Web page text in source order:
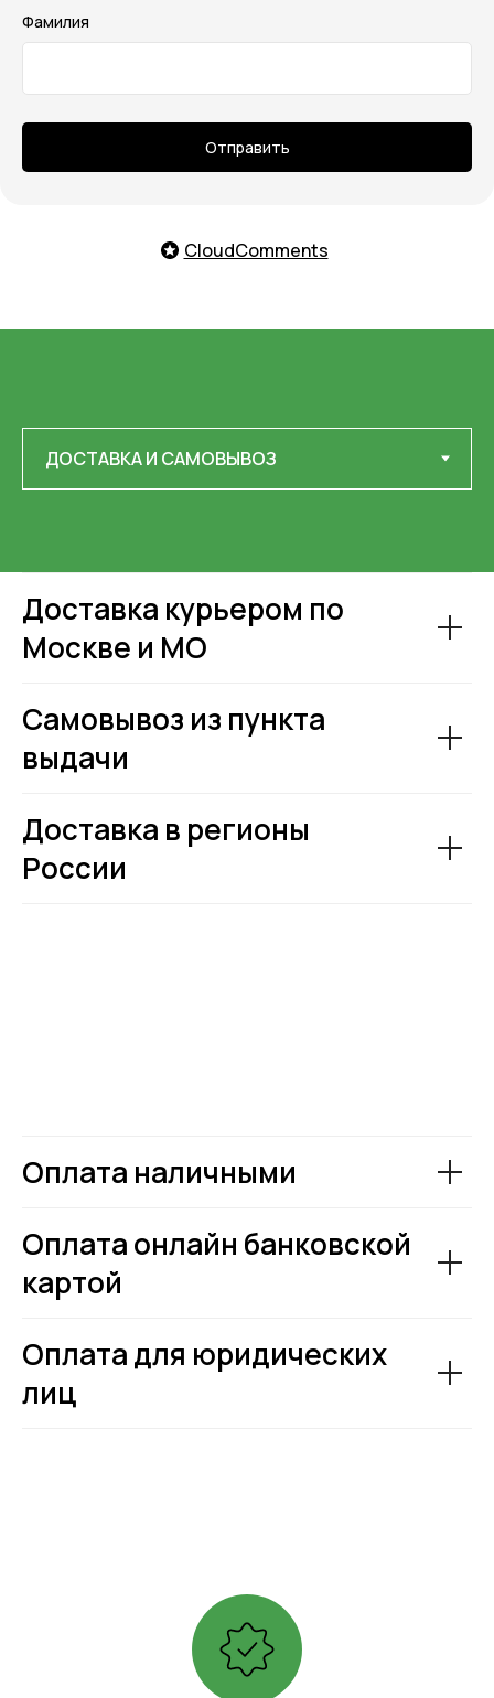
Фамилия
Отправить
CloudComments
Доставка курьером по
Москве и МО
Самовывоз из пункта
выдачи
Доставка в регионы
России
Оплата наличными
Оплата онлайн банковской
картой
Оплата для юридических
лиц